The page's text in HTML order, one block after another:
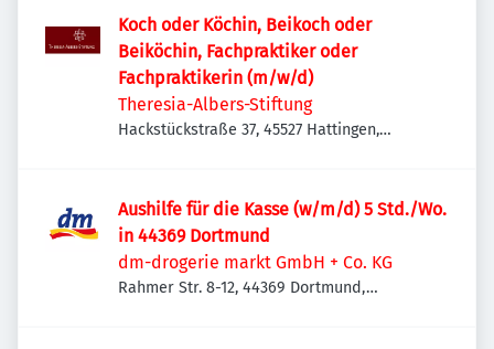
Koch oder Köchin, Beikoch oder
Beiköchin, Fachpraktiker oder
Fachpraktikerin (m/w/d)
Theresia-Albers-Stiftung
Hackstückstraße 37, 45527 Hattingen,
Aushilfe für die Kasse (w/m/d) 5 Std./Wo.
in 44369 Dortmund
dm-drogerie markt GmbH + Co. KG
Rahmer Str. 8-12, 44369 Dortmund,